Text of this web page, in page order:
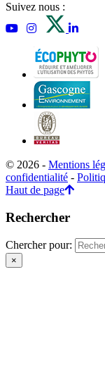
Suivez nous :
© 2026 - Mentions
confidentialité -
Haut de page
Rechercher
Chercher pour:
×